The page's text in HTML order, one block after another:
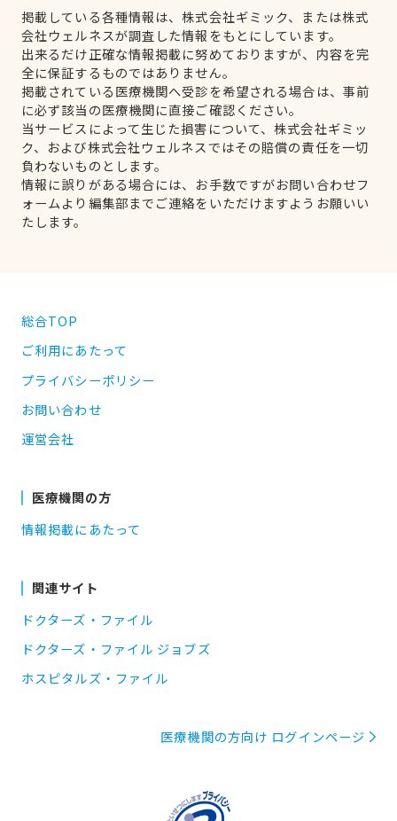
掲載している各種情報は、株式会社ギミック、または株式
会社ウェルネスが調査した情報をもとにしています。
出来るだけ正確な情報掲載に努めておりますが、内容を完
全に保証するものではありません。
掲載されている医療機関へ受診を希望される場合は、事前
に必ず該当の医療機関に直接ご確認ください。
当サービスによって生じた損害について、株式会社ギミッ
ク、および株式会社ウェルネスではその賠償の責任を一切
負わないものとします。
情報に誤りがある場合には、お手数ですがお問い合わせフ
ォームより編集部までご連絡をいただけますようお願いい
たします。
総合TOP
ご利用にあたって
プライバシーポリシー
お問い合わせ
運営会社
医療機関の方
情報掲載にあたって
関連サイト
ドクターズ・ファイル
ドクターズ・ファイル ジョブズ
ホスピタルズ・ファイル
医療機関の方向け ログインページ